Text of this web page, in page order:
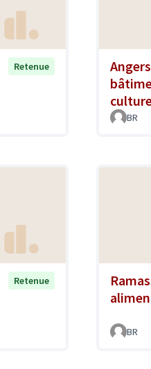
Retenue
BR
Retenue
BR